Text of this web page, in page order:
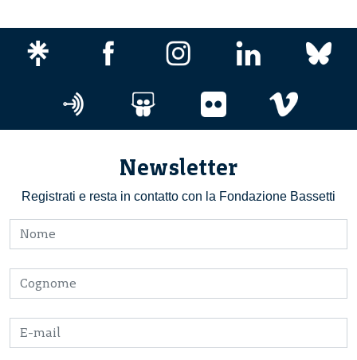
Newsletter
Registrati e resta in contatto con la Fondazione Bassetti